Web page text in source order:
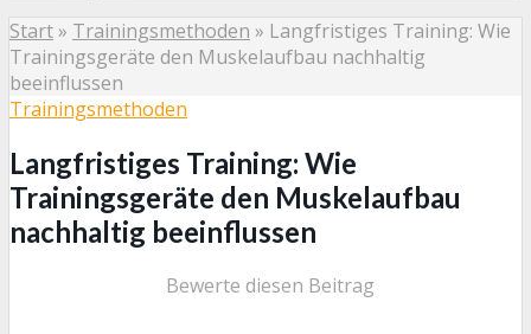
Start» Trainingsmethoden » Langfristiges Training: Wie
Trainingsgeräte den Muskelaufbau nachhaltig
beeinflussen
Trainingsmethoden
Langfristiges Training: Wie
Trainingsgeräte den Muskelaufbau
nachhaltig beeinflussen
Bewerte diesen Beitrag